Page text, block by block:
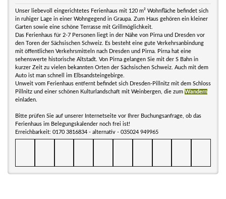
Unser liebevoll eingerichtetes Ferienhaus mit 120 m² Wohnfläche befindet sich
in ruhiger Lage in einer Wohngegend in Graupa. Zum Haus gehören ein kleiner
Garten sowie eine schöne Terrasse mit Grillmöglichkeit.
Das Ferienhaus für 2-7 Personen liegt in der Nähe von Pirna und Dresden vor
den Toren der Sächsischen Schweiz. Es besteht eine gute Verkehrsanbindung
mit öffentlichen Verkehrsmitteln nach Dresden und Pirna. Pirna hat eine
sehenswerte historische Altstadt. Von Pirna gelangen Sie mit der S Bahn in
kurzer Zeit zu vielen bekannten Orten der Sächsischen Schweiz. Auch mit dem
Auto ist man schnell im Elbsandsteingebirge.
Unweit vom Ferienhaus entfernt befindet sich Dresden-Pillnitz mit dem Schloss
Pillnitz und einer schönen Kulturlandschaft mit Weinbergen, die zum Wandern
einladen.
Bitte prüfen Sie auf unserer Internetseite vor Ihrer Buchungsanfrage, ob das
Ferienhaus im Belegungskalender noch frei ist!
Erreichbarkeit: 0170 3816834 - alternativ - 035024 949965